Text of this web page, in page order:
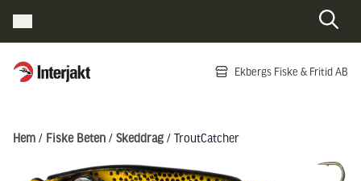
Interjakt SE Ekbergs Fiske & Fritid AB
Hem / Fiske Beten / Skeddrag / TroutCatcher